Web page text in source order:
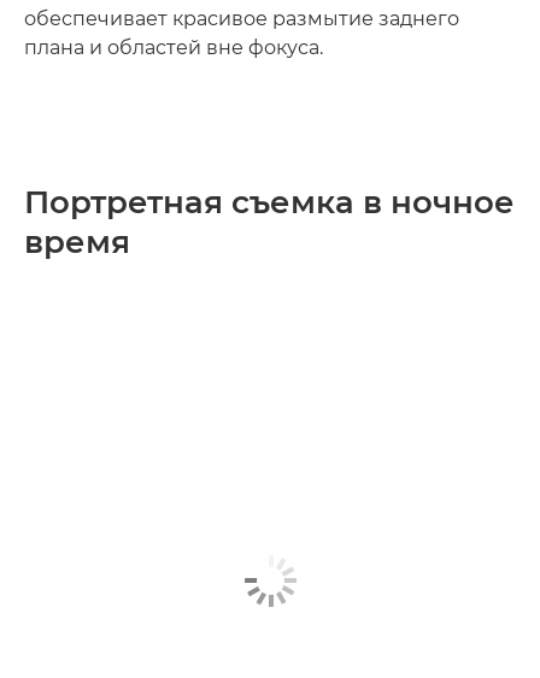
обеспечивает красивое размытие заднего
плана и областей вне фокуса.
Портретная съемка в ночное
время